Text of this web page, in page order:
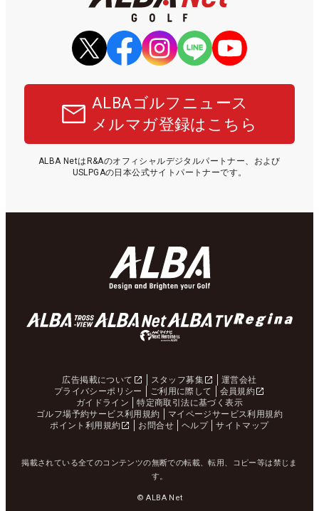
ALBAゴルフニュース
メルマガ登録はこちら
ALBA NetはR&Aのオフィシャルデジタルパートナー、および
USLPGAの日本公式サイトパートナーです。
広告掲載について スタッフ募集
運営会社
プライバシーポリシー
ご利用に際して
会員規約
ガイドライン
特定商取引法に基づく表示
ゴルフ場予約サービス利用規約
マイページサービス利用規約
ポイント利用規約
お問合せ ヘルプ サイトマップ
掲載されている全てのコンテンツの無断での転載、転用、コピー等は禁じま
す。
© ALBA Net